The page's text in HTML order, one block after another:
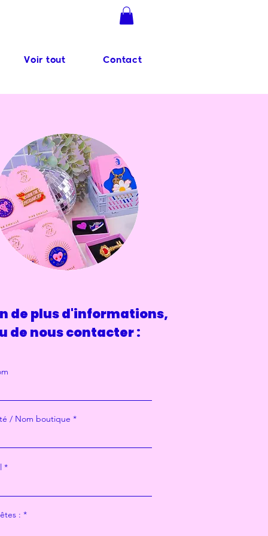
Voir tout Contact
de plus d'informations,
de nous contacter :
/ Nom boutique
: